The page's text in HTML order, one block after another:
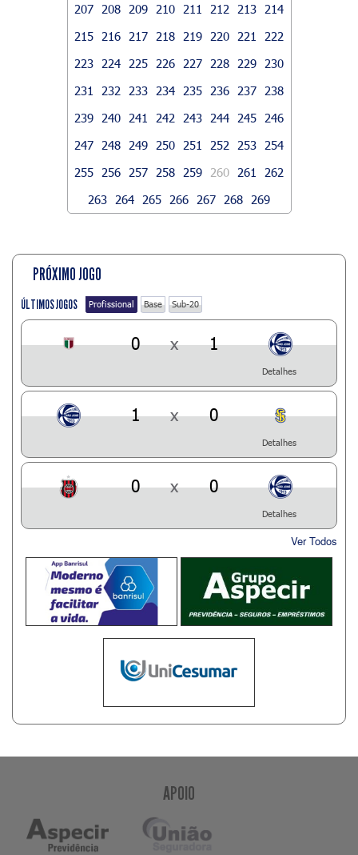
207
208 209 210 211 212 213
214
215
216 217 218 219 220 221
222
223
224 225 226 227 228 229
230
231
232 233 234 235 236 237
238
239
240 241 242 243 244 245
246
247
248 249 250 251 252 253
254
255
256 257 258 259 260 261
262
263
264 265 266 267 268 269
PRÓXIMO JOGO
ÚLTIMOS JOGOS Profissional Base Sub-20
0 x 1
Detalhes
1 x 0
Detalhes
0 x 0
Detalhes
Ver Todos
APOIO